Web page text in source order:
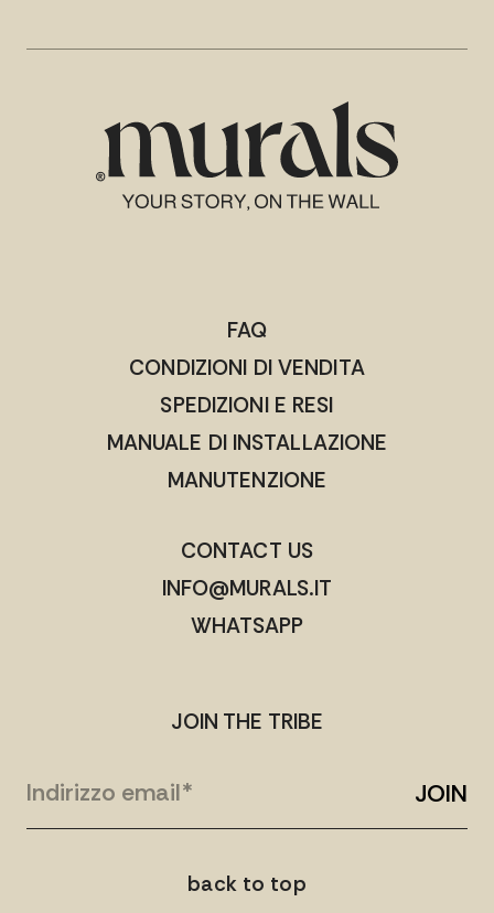
FAQ
CONDIZIONI DI VENDITA
SPEDIZIONI E RESI
MANUALE DI INSTALLAZIONE
MANUTENZIONE
JOIN THE TRIBE
JOIN
CONTACT US
INFO@MURALS.IT
WHATSAPP
back to top